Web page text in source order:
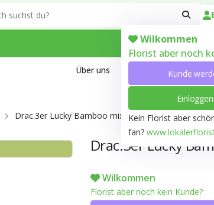
Wilkommen
Florist aber noch
Kunde
Einloggen
Kein Florist aber
fan?
Über uns Arbeiten bei
Drac.3er Lucky Bamboo mix EV463 T14 H020
Drac.3er Lucky
Wilkommen
Florist aber noch kein Kunde?